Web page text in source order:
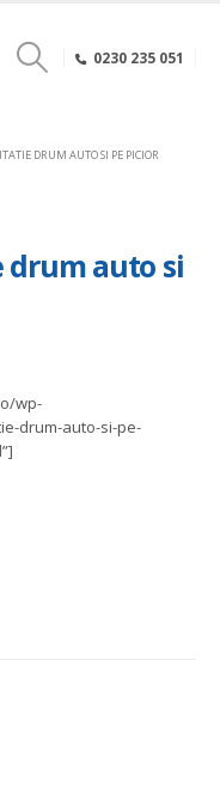
0230 235 051
DRUM AUTO SI PE PICIOR
auto si
wp-
drum-auto-si-pe-